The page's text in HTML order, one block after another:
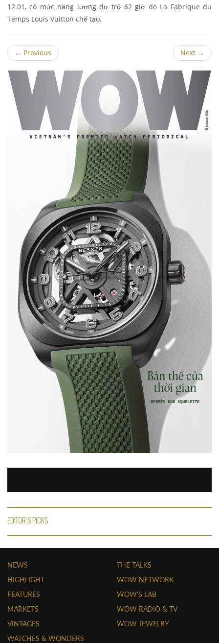
12.01, có mức năng lượng dự trữ 62 giờ do La Fabrique du
Temps Louis Vuitton chế tạo.
← Previous Next →
EDITOR'S PICKS
NEWS
HIGHLIGHT
FEATURES
MARKETS
VINTAGES
WATCHES & WONDERS
THE TALKS
WOW NETWORK
WOW'S LAB
WOW RADIO & TV
WOW JEWELRY